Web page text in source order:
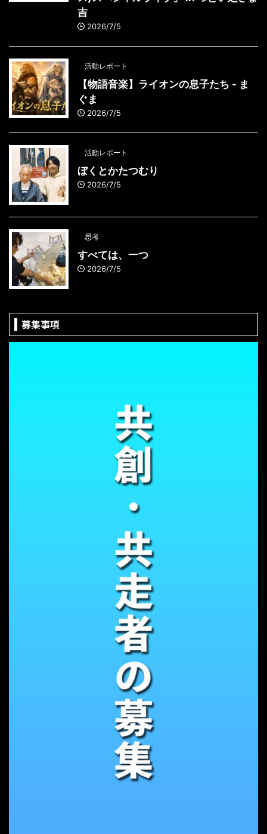
吉
2026/7/5
活動レポート
【物語音楽】ライオンの息子たち - ま
ぐま
2026/7/5
活動レポート
ぼくとかたつむり
2026/7/5
思考
すべては、一つ
2026/7/5
募集事項